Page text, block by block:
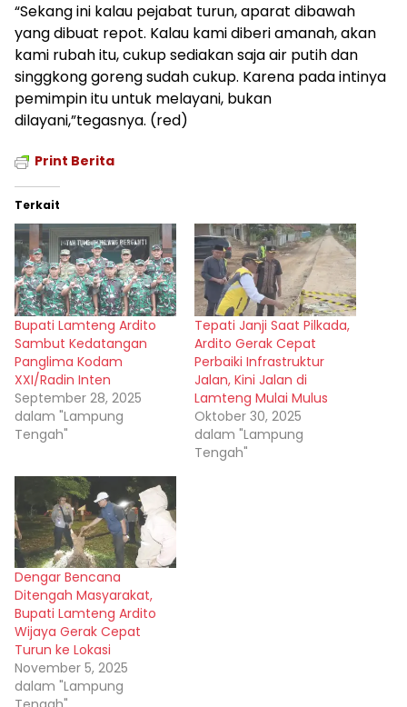
“Sekang ini kalau pejabat turun, aparat dibawah
yang dibuat repot. Kalau kami diberi amanah, akan
kami rubah itu, cukup sediakan saja air putih dan
singgkong goreng sudah cukup. Karena pada intinya
pemimpin itu untuk melayani, bukan
dilayani,”tegasnya. (red)
Print Berita
Terkait
Bupati Lamteng Ardito
Sambut Kedatangan
Panglima Kodam
XXI/Radin Inten
September 28, 2025
dalam "Lampung
Tengah"
Tepati Janji Saat Pilkada,
Ardito Gerak Cepat
Perbaiki Infrastruktur
Jalan, Kini Jalan di
Lamteng Mulai Mulus
Oktober 30, 2025
dalam "Lampung
Tengah"
Dengar Bencana
Ditengah Masyarakat,
Bupati Lamteng Ardito
Wijaya Gerak Cepat
Turun ke Lokasi
November 5, 2025
dalam "Lampung